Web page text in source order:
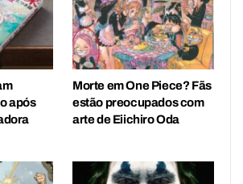
após
Morte em One Piece? Fãs
estão preocupados com
arte de Eiichiro Oda